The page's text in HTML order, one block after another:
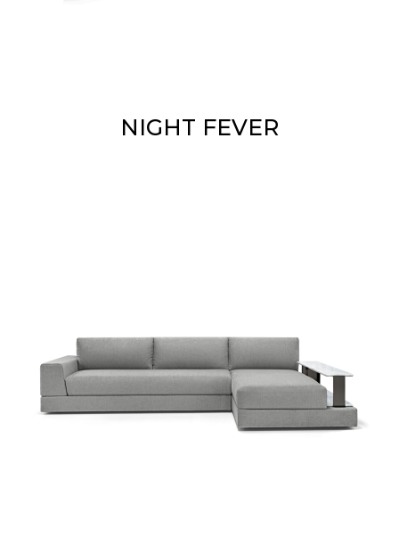
NIGHT FEVER